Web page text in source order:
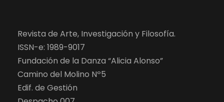
Revista de Arte, Investigación y Filosofía.
ISSN-e: 1989-9017
Fundación de la Danza “Alicia Alonso”
Camino del Molino Nº5
Edif. de Gestión